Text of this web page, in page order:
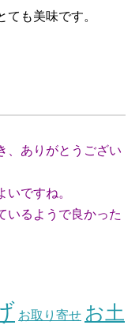
も美味です。
、ありがとうござい
ですね。
るようで良かった
お取り寄せ お土